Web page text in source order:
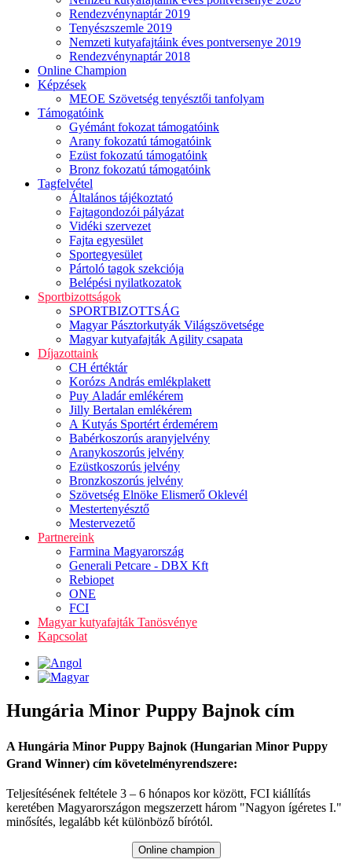
Rendezvénynaptár 2019
Tenyészszemle 2019
Nemzeti kutyafajtáink éves pontversenye 2019
Rendezvénynaptár 2018
Online Champion
Képzések
MEOE Szövetség tenyésztői tanfolyam
Támogatóink
Gyémánt fokozat támogatóink
Arany fokozatú támogatóink
Ezüst fokozatú támogatóink
Bronz fokozatú támogatóink
Tagfelvétel
Általános tájékoztató
Fajtagondozói pályázat
Vidéki szervezet
Fajta egyesület
Sportegyesület
Pártoló tagok szekciója
Belépési nyilatkozatok
Sportbizottságok
SPORTBIZOTTSÁG
Magyar Pásztorkutyák Világszövetsége
Magyar kutyafajták Agility csapata
Díjazottaink
CH értéktár
Korózs András emlékplakett
Puy Aladár emlékérem
Jilly Bertalan emlékérem
A Kutyás Sportért érdemérem
Babérkoszorús aranyjelvény
Aranykoszorús jelvény
Ezüstkoszorús jelvény
Bronzkoszorús jelvény
Szövetség Elnöke Elismerő Oklevél
Mestertenyésztő
Mestervezető
Partnereink
Farmina Magyarország
Generali Petcare - DBX Kft
Rebiopet
ONE
FCI
Magyar kutyafajták Tanösvénye
Kapcsolat
Hungária Minor Puppy Bajnok cím
A Hungária Minor Puppy Bajnok (Hungarian Minor Puppy
Grand Winner) cím követelményrendszere:
Teljesítésének feltétele 3 – 6 hónapos kor között, FCI kiállítás
keretében Magyarországon megszerzett három "Nagyon ígéretes I."
minősítés, legalább két különböző bírótól.